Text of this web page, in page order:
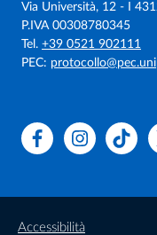
Via Università, 12 - I
P.IVA 00308780345
Tel. +39 0521 902111
PEC:
FacebookInstagram
Accessibilità